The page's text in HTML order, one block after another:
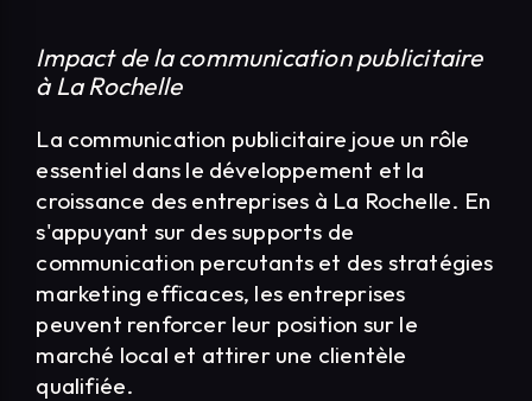
Impact de la communication publicitaire
à La Rochelle
La communication publicitaire joue un rôle
essentiel dans le développement et la
croissance des entreprises à La Rochelle. En
s'appuyant sur des supports de
communication percutants et des stratégies
marketing efficaces, les entreprises
peuvent renforcer leur position sur le
marché local et attirer une clientèle
qualifiée.